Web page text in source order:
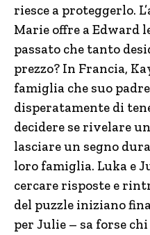
riesce a proteggerlo.
Marie offre a Edward
passato che tanto
prezzo? In Francia,
famiglia che suo
disperatamente di
decidere se rivelare
lasciare un segno
loro famiglia. Luka e
cercare risposte e
del puzzle iniziano
per Julie – sa forse